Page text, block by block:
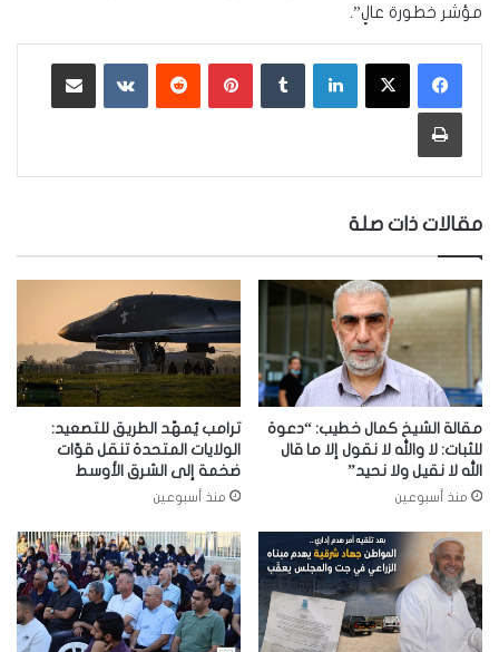
مؤشر خطورة عالٍ”.
لينكدإن بينتيريست ‏VKontakte
طباعة
مقالات ذات صلة
مقالة الشيخ كمال خطيب: “دعوة
للثبات: لا والله لا نقول إلا ما قال
الله لا نقيل ولا نحيد”
منذ أسبوعين
ترامب يُمهّد الطريق للتصعيد:
الولايات المتحدة تنقل قوّات
ضخمة إلى الشرق الأوسط
منذ أسبوعين